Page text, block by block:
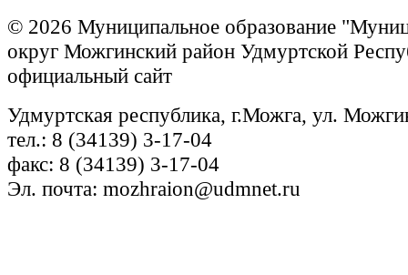
© 2026 Муниципальное образование
округ Можгинский район Удмуртской
официальный сайт
Удмуртская республика, г.Можга, ул.
тел.: 8 (34139) 3-17-04
факс: 8 (34139) 3-17-04
Эл. почта: mozhraion@udmnet.ru